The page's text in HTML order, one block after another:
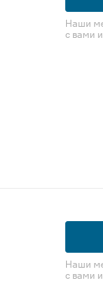
Наши
с вами
Наши
с вами